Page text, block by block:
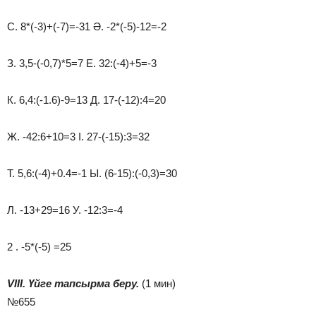
С. 8*(-3)+(-7)=-31 Ә. -2*(-5)-12=-2
З. 3,5-(-0,7)*5=7 Е. 32:(-4)+5=-3
К. 6,4:(-1.6)-9=13 Д. 17-(-12):4=20
Ж. -42:6+10=3 І. 27-(-15):3=32
Т. 5,6:(-4)+0.4=-1 Ы. (6-15):(-0,3)=30
Л. -13+29=16 У. -12:3=-4
2 . -5*(-5) =25
VIІI. Үйге тапсырма беру. (1 мин)
№655